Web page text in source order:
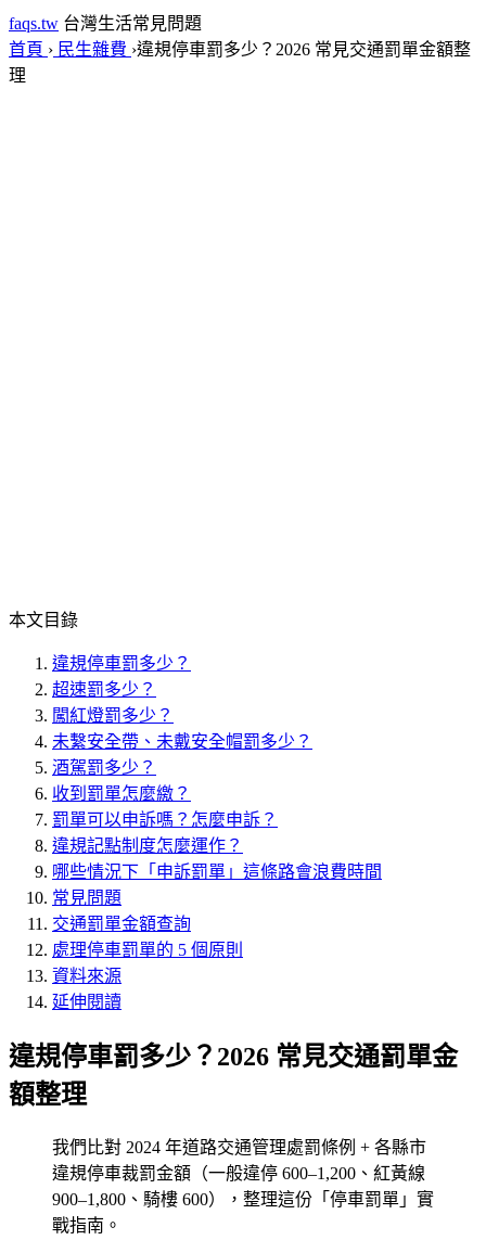
faqs.tw 台灣生活常見問題
首頁 › 民生雜費 ›違規停車罰多少？2026 常見交通罰單金額整
理
本文目錄
違規停車罰多少？
超速罰多少？
闖紅燈罰多少？
未繫安全帶、未戴安全帽罰多少？
酒駕罰多少？
收到罰單怎麼繳？
罰單可以申訴嗎？怎麼申訴？
違規記點制度怎麼運作？
哪些情況下「申訴罰單」這條路會浪費時間
常見問題
交通罰單金額查詢
處理停車罰單的 5 個原則
資料來源
延伸閱讀
違規停車罰多少？2026 常見交通罰單金
額整理
我們比對 2024 年道路交通管理處罰條例 + 各縣市
違規停車裁罰金額（一般違停 600–1,200、紅黃線
900–1,800、騎樓 600），整理這份「停車罰單」實
戰指南。